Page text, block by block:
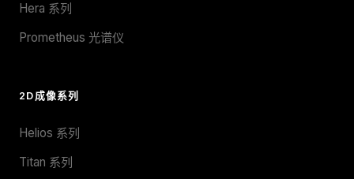
Hera 系列
Prometheus 光谱仪
2D成像系列
Helios 系列
Titan 系列